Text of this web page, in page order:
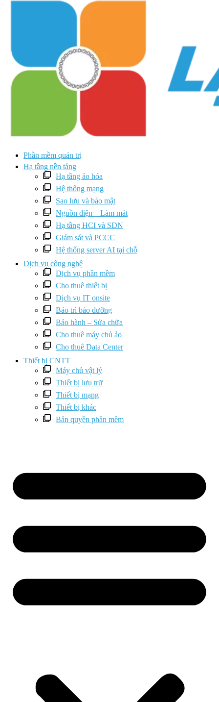
Phần mềm quản trị
Hạ tầng nền tảng
Hạ tầng ảo hóa
Hệ thống mạng
Sao lưu và bảo mật
Nguồn điện – Làm mát
Hạ tầng HCI và SDN
Giám sát và PCCC
Hệ thống server AI tại chỗ
Dịch vụ công nghệ
Dịch vụ phần mềm
Cho thuê thiết bị
Dịch vụ IT onsite
Bảo trì bảo dưỡng
Bảo hành – Sửa chữa
Cho thuê máy chủ ảo
Cho thuê Data Center
Thiết bị CNTT
Máy chủ vật lý
Thiết bị lưu trữ
Thiết bị mạng
Thiết bị khác
Bản quyền phần mềm